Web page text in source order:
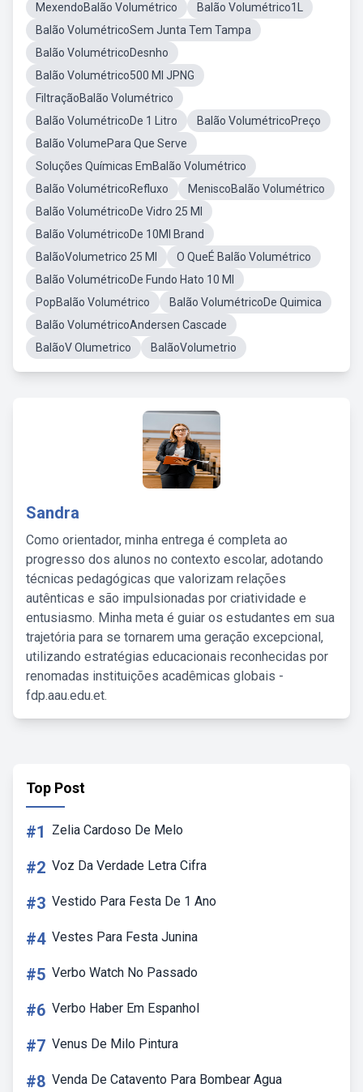
MexendoBalão Volumétrico
Balão Volumétrico1L
Balão VolumétricoSem Junta Tem Tampa
Balão VolumétricoDesnho
Balão Volumétrico500 Ml JPNG
FiltraçãoBalão Volumétrico
Balão VolumétricoDe 1 Litro
Balão VolumétricoPreço
Balão VolumePara Que Serve
Soluções Químicas EmBalão Volumétrico
Balão VolumétricoRefluxo
MeniscoBalão Volumétrico
Balão VolumétricoDe Vidro 25 Ml
Balão VolumétricoDe 10Ml Brand
BalãoVolumetrico 25 Ml
O QueÉ Balão Volumétrico
Balão VolumétricoDe Fundo Hato 10 Ml
PopBalão Volumétrico
Balão VolumétricoDe Quimica
Balão VolumétricoAndersen Cascade
BalãoV Olumetrico
BalãoVolumetrio
Sandra
Como orientador, minha entrega é completa ao
progresso dos alunos no contexto escolar, adotando
técnicas pedagógicas que valorizam relações
autênticas e são impulsionadas por criatividade e
entusiasmo. Minha meta é guiar os estudantes em sua
trajetória para se tornarem uma geração excepcional,
utilizando estratégias educacionais reconhecidas por
renomadas instituições acadêmicas globais -
fdp.aau.edu.et.
Top Post
#1 Zelia Cardoso De Melo
#2 Voz Da Verdade Letra Cifra
#3 Vestido Para Festa De 1 Ano
#4 Vestes Para Festa Junina
#5 Verbo Watch No Passado
#6 Verbo Haber Em Espanhol
#7 Venus De Milo Pintura
#8 Venda De Catavento Para Bombear Agua